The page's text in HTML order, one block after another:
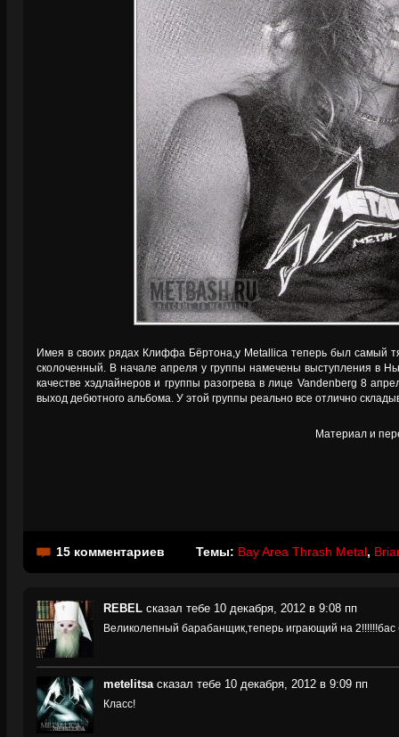
Имея в своих рядах Клиффа Бёртона,у Metallica теперь был самый
сколоченный. В начале апреля у группы намечены выступления в
качестве хэдлайнеров и группы разогрева в лице Vandenberg 8
выход дебютного альбома. У этой группы реально все отлично
Материал и
15 комментариев Темы: Bay Area Thrash Metal,
REBEL сказал тебе 10 декабря, 2012 в 9:08 пп
Великолепный барабанщик,теперь играющий на 2!!!!!!бас
metelitsa сказал тебе 10 декабря, 2012 в 9:09 пп
Класс!